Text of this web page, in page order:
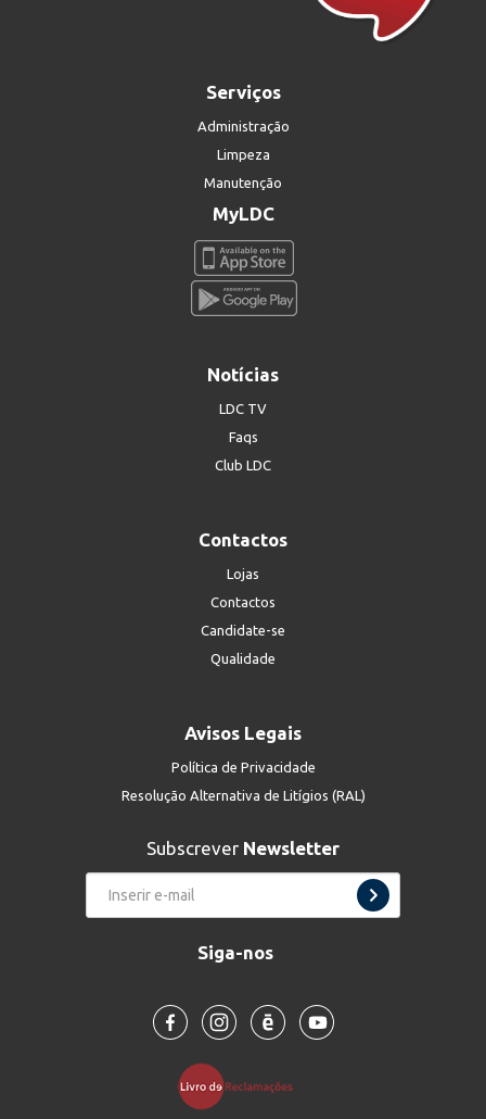
Serviços
Administração
Limpeza
Manutenção
MyLDC
Notícias
LDC TV
Faqs
Club LDC
Contactos
Lojas
Contactos
Candidate-se
Qualidade
Avisos Legais
Política de Privacidade
Resolução Alternativa de Litígios (RAL)
Subscrever Newsletter
Siga-nos